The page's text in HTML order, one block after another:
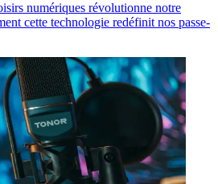
numériques révolutionne notre
cette technologie redéfinit nos passe-